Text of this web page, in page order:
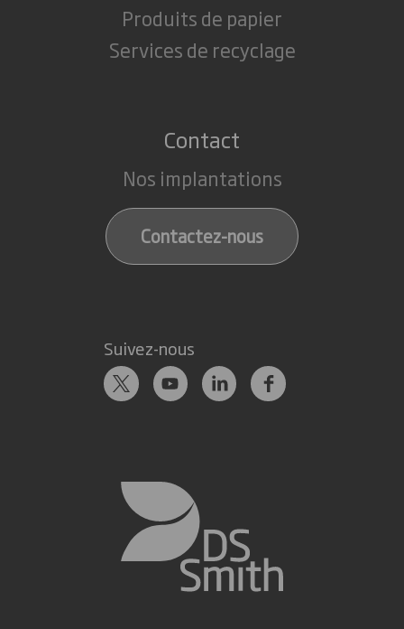
Produits de papier
Services de recyclage
Contact
Nos implantations
Contactez-nous
Suivez-nous